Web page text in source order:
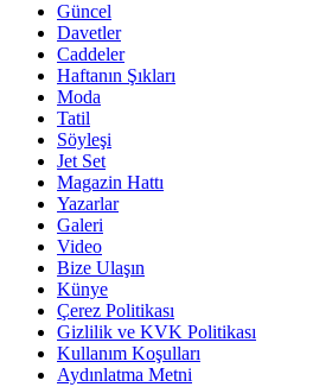
Güncel
Davetler
Caddeler
Haftanın Şıkları
Moda
Tatil
Söyleşi
Jet Set
Magazin Hattı
Yazarlar
Galeri
Video
Bize Ulaşın
Künye
Çerez Politikası
Gizlilik ve KVK Politikası
Kullanım Koşulları
Aydınlatma Metni